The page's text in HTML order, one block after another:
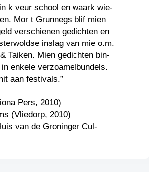
k veur school en waark wie-
Mor t Grunnegs blif mien
verschienen gedichten en
inslag van mie o.m.
Taiken. Mien gedichten bin-
enkele verzoamelbundels.
aan festivals.”
Pers, 2010)
(Vliedorp, 2010)
van de Groninger Cul-